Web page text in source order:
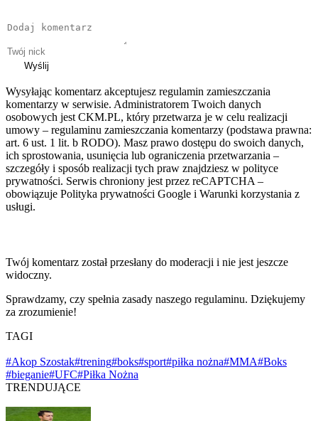
Wyślij
Wysyłając komentarz akceptujesz regulamin zamieszczania
komentarzy w serwisie. Administratorem Twoich danych
osobowych jest CKM.PL, który przetwarza je w celu realizacji
umowy – regulaminu zamieszczania komentarzy (podstawa prawna:
art. 6 ust. 1 lit. b RODO). Masz prawo dostępu do swoich danych,
ich sprostowania, usunięcia lub ograniczenia przetwarzania –
szczegóły i sposób realizacji tych praw znajdziesz w polityce
prywatności. Serwis chroniony jest przez reCAPTCHA –
obowiązuje Polityka prywatności Google i Warunki korzystania z
usługi.
Twój komentarz został przesłany do moderacji i nie jest jeszcze
widoczny.
Sprawdzamy, czy spełnia zasady naszego regulaminu. Dziękujemy
za zrozumienie!
TAGI
#Akop Szostak#trening#boks#sport#piłka nożna#MMA#Boks
#bieganie#UFC#Piłka Nożna
TRENDUJĄCE